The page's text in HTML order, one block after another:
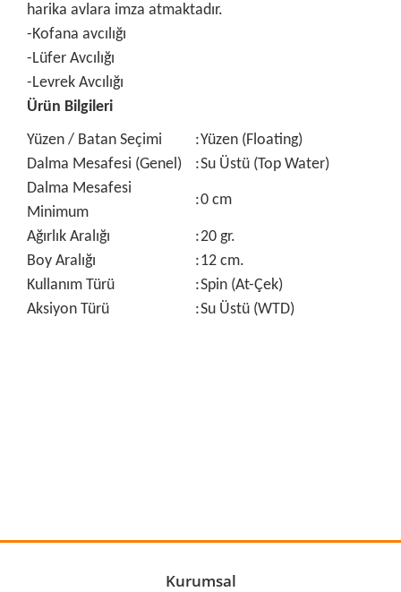
harika avlara imza atmaktadır.
-Kofana avcılığı
-Lüfer Avcılığı
-Levrek Avcılığı
Ürün Bilgileri
Yüzen / Batan Seçimi
:Yüzen (Floating)
Dalma Mesafesi (Genel)
:Su Üstü (Top Water)
Dalma Mesafesi
Minimum
:0 cm
Ağırlık Aralığı :20 gr.
Boy Aralığı
:12 cm.
Kullanım Türü
:Spin (At-Çek)
Aksiyon Türü
:Su Üstü (WTD)
Ürün açıklamasında eksik bilgiler bulunuyor.
Ürün bilgilerinde hatalar bulunuyor.
Kurumsal